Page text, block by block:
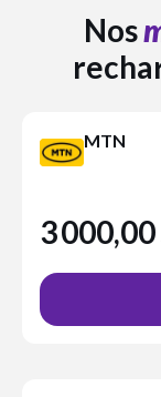
Nos
MTN
3 000,00